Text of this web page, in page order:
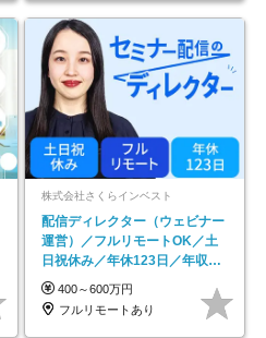
株式会社さくらインベスト
配信ディレクター（ウェビナー
運営）／フルリモートOK／土
日祝休み／年休123日／年収
600万円可
400～600万円
フルリモートあり